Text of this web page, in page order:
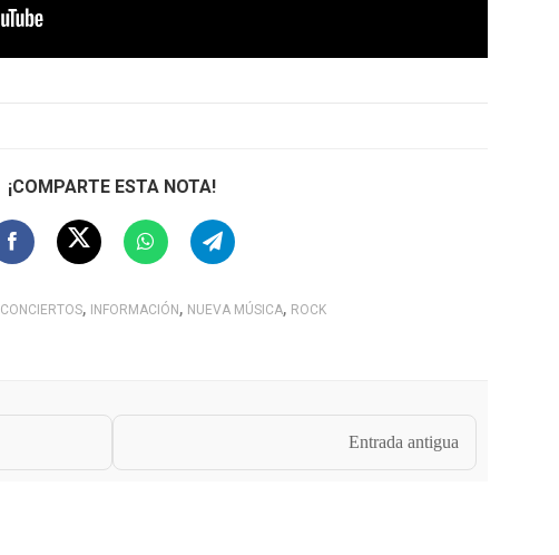
¡COMPARTE ESTA NOTA!
CONCIERTOS, INFORMACIÓN , NUEVA MÚSICA, ROCK
Entrada antigua